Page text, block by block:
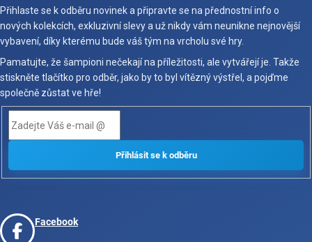
Přihlaste se k odběru novinek a připravte se na přednostní info o
nových kolekcích, exkluzivní slevy a už nikdy vám neunikne nejnovější
vybavení, díky kterému bude váš tým na vrcholu své hry.
Pamatujte, že šampioni nečekají na příležitosti, ale vytvářejí je. Takže
stiskněte tlačítko pro odběr, jako by to byl vítězný výstřel, a pojďme
společně zůstat ve hře!
Facebook